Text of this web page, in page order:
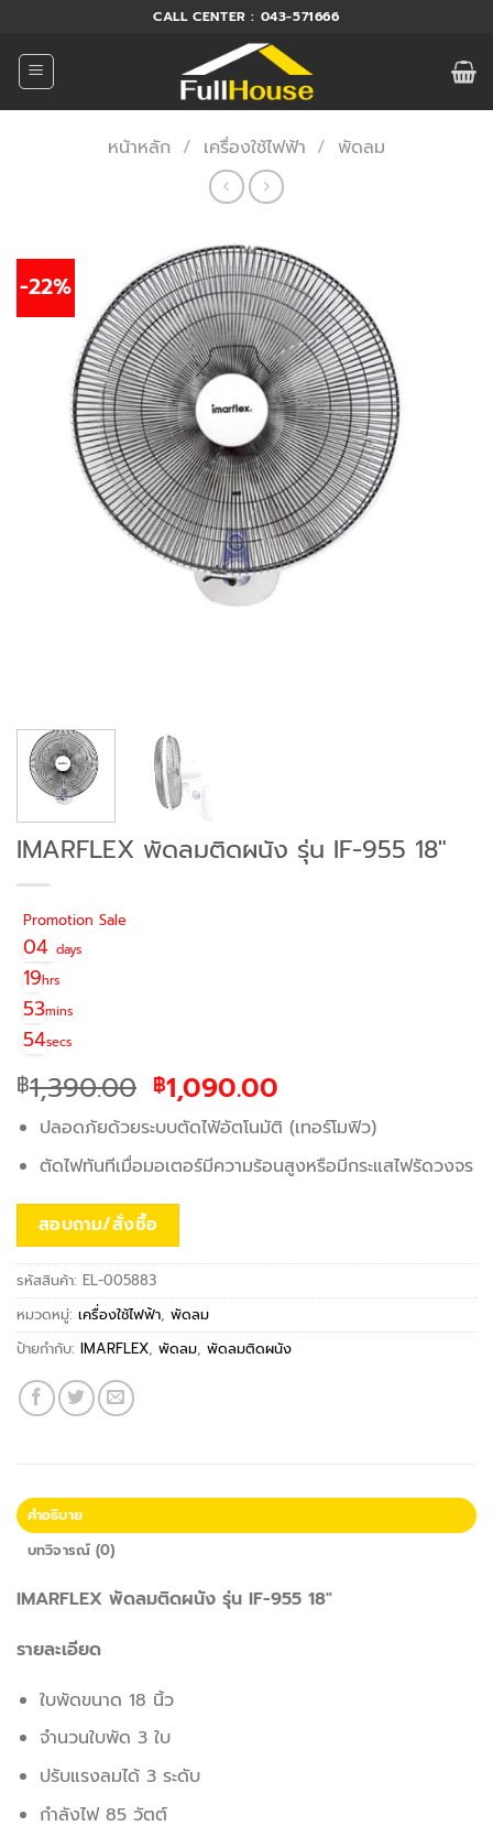
ยัง
เนื้อหา
CALL CENTER : 043-571666
หน้าหลัก / เครื่องใช้ไฟฟ้า / พัดลม
-22%
IMARFLEX พัดลมติดผนัง รุ่น IF-955 18″
Promotion Sale
04 days
19hrs
53mins
54secs
฿1,390.00 Original
price
was:
฿1,390.00.
฿1,090.00
price
is:
฿1,090.00.
ปลอดภัยด้วยระบบตัดไฟ้อัตโนมัติ (เทอร์โมฟิว)
ตัดไฟทันทีเมื่อมอเตอร์มีความร้อนสูงหรือมีกระแสไฟรัดวงจร
สอบถาม/สั่งซื้อ
รหัสสินค้า: EL-005883
หมวดหมู่: เครื่องใช้ไฟฟ้า, พัดลม
ป้ายกำกับ: IMARFLEX, พัดลม, พัดลมติดผนัง
คำอธิบาย
บทวิจารณ์ (0)
IMARFLEX พัดลมติดผนัง รุ่น IF-955 18″
รายละเอียด
ใบพัดขนาด 18 นิ้ว
จำนวนใบพัด 3 ใบ
ปรับแรงลมได้ 3 ระดับ
กำลังไฟ 85 วัตต์